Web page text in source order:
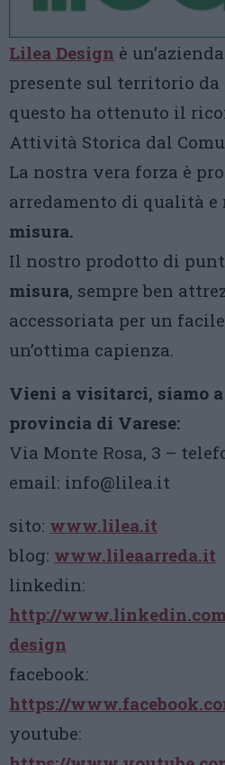
Lilea Design è
presente sul territorio da
questo ha ottenuto il
Attività Storica dal
La nostra vera forza è
arredamento di qualità e
misura.
Il nostro prodotto di
misura, sempre ben
accessoriata per un
un’ottima capienza.
Vieni a visitarci, siamo
provincia di Varese:
Via Monte Rosa, 3 –
email: info@lilea.it
sito: www.lilea.it
blog: www.lileaarreda.it
linkedin:
http://
design
facebook:
https://
youtube: